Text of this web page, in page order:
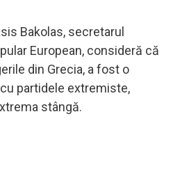
Bakolas, secretarul
European, consideră că
din Grecia, a fost o
partidele extremiste,
stângă.